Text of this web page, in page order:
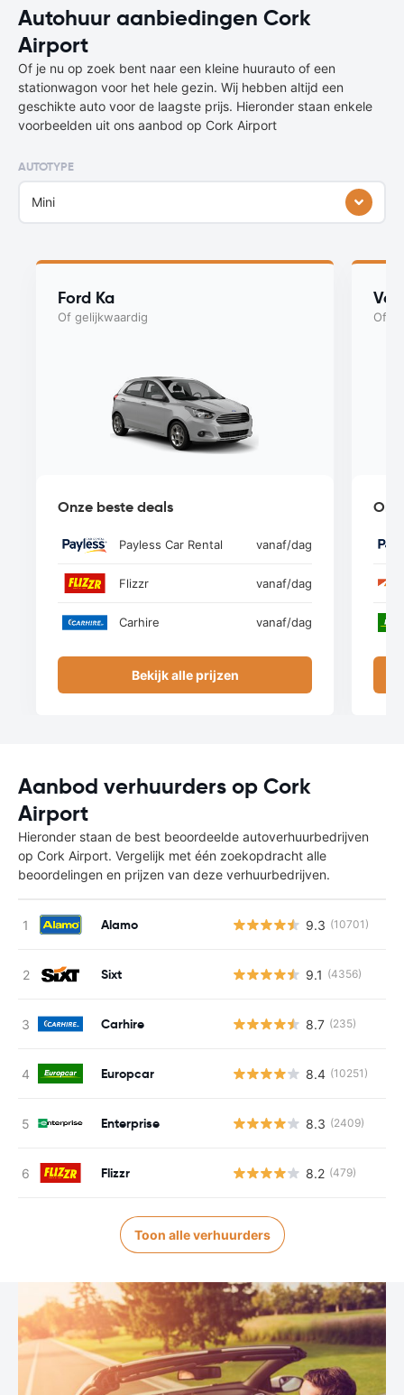
Autohuur aanbiedingen Cork
Airport
Of je nu op zoek bent naar een kleine huurauto of een
stationwagon voor het hele gezin. Wij hebben altijd een
geschikte auto voor de laagste prijs. Hieronder staan enkele
voorbeelden uit ons aanbod op Cork Airport
AUTOTYPE
Mini
Ford Ka
Of gelijkwaardig
Onze beste deals
Payless Car Rental vanaf/dag
Flizzr vanaf/dag
Carhire vanaf/dag
Bekijk alle prijzen
Of
Aanbod verhuurders op Cork
Airport
Hieronder staan de best beoordeelde autoverhuurbedrijven
op Cork Airport. Vergelijk met één zoekopdracht alle
beoordelingen en prijzen van deze verhuurbedrijven.
Alamo 9.3 (10701)
Sixt 9.1 (4356)
Carhire 8.7 (235)
Europcar 8.4 (10251)
Enterprise 8.3 (2409)
Flizzr 8.2 (479)
Toon alle verhuurders